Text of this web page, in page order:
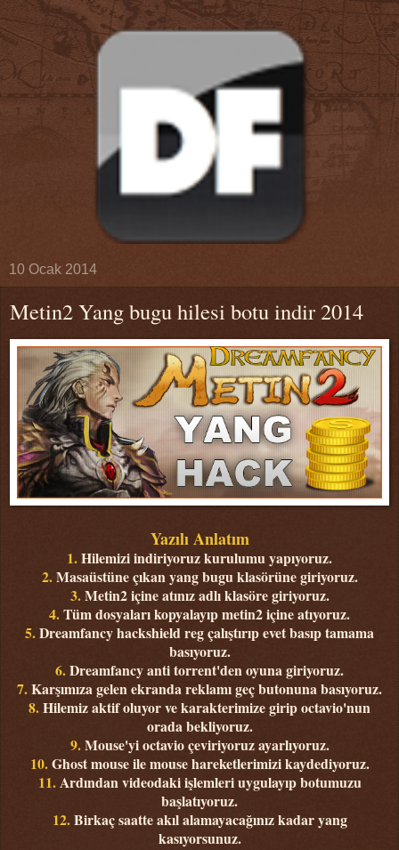
10 Ocak 2014
Metin2 Yang bugu hilesi botu indir 2014
Yazılı Anlatım
1.Hilemizi indiriyoruz kurulumu yapıyoruz.
2.Masaüstüne çıkan yang bugu klasörüne giriyoruz.
3.Metin2 içine atınız adlı klasöre giriyoruz.
4.Tüm dosyaları kopyalayıp metin2 içine atıyoruz.
5.Dreamfancy hackshield reg çalıştırıp evet basıp tamama
basıyoruz.
6.Dreamfancy anti torrent'den oyuna giriyoruz.
7.Karşımıza gelen ekranda reklamı geç butonuna basıyoruz.
8.Hilemiz aktif oluyor ve karakterimize girip octavio'nun
orada bekliyoruz.
9.Mouse'yi octavio çeviriyoruz ayarlıyoruz.
10.Ghost mouse ile mouse hareketlerimizi kaydediyoruz.
11.Ardından videodaki işlemleri uygulayıp botumuzu
başlatıyoruz.
12.Birkaç saatte akıl alamayacağınız kadar yang
kasıyorsunuz.